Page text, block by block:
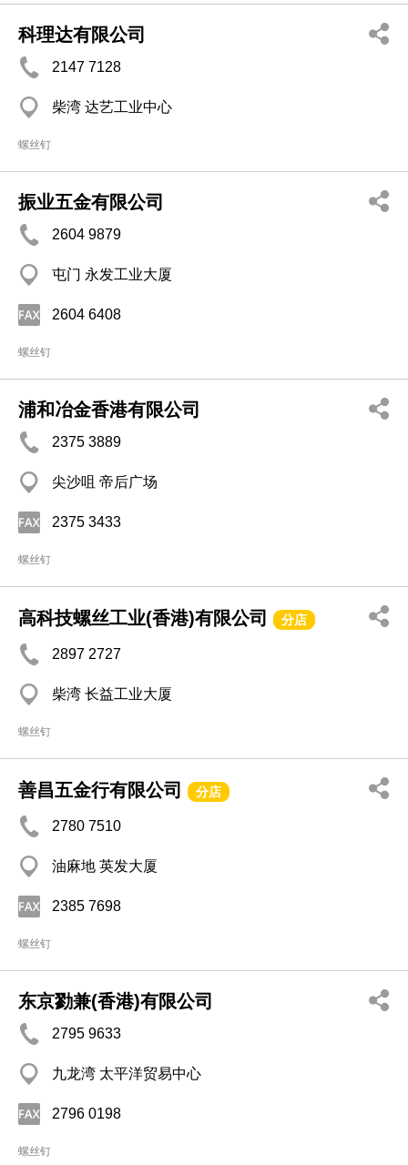
科理达有限公司
2147 7128
柴湾 达艺工业中心
螺丝钉
振业五金有限公司
2604 9879
屯门 永发工业大厦
2604 6408
螺丝钉
浦和冶金香港有限公司
2375 3889
尖沙咀 帝后广场
2375 3433
螺丝钉
高科技螺丝工业(香港)有限公司 分店
2897 2727
柴湾 长益工业大厦
螺丝钉
善昌五金行有限公司 分店
2780 7510
油麻地 英发大厦
2385 7698
螺丝钉
东京勠兼(香港)有限公司
2795 9633
九龙湾 太平洋贸易中心
2796 0198
螺丝钉